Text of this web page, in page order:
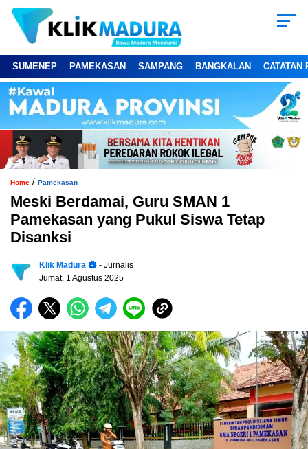
SUMENEP PAMEKASAN SAMPANG BANGKALAN CATATAN
Home / Pamekasan
Meski Berdamai, Guru SMAN 1
Pamekasan yang Pukul Siswa Tetap
Disanksi
Klik Madura
- Jurnalis
Jumat, 1 Agustus 2025